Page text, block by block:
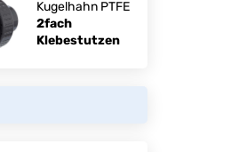
Kugelhahn PTFE
2fach
Klebestutzen